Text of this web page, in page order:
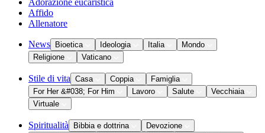
Adorazione eucaristica
Affido
Allenatore
News Bioetica Ideologia Italia
Mondo
Religione
Vaticano
Stile di vita Casa Coppia
Famiglia
For Her &#038; For Him
Lavoro Salute
Vecchiaia
Virtuale
Spiritualità Bibbia e dottrina
Devozione